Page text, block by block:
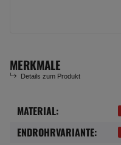
MERKMALE
Details zum Produkt
Produkteigenschaft
Wert
MATERIAL:
ENDROHRVARIANTE: